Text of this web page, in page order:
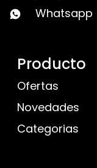
Whatsapp
Producto
Ofertas
Novedades
Categorias